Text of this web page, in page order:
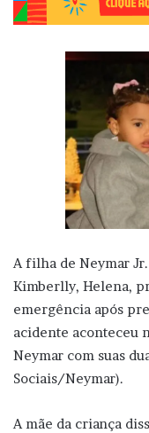
A filha de Neymar
Kimberlly, Helena,
emergência após
acidente aconteceu
Neymar com suas
Sociais/Neymar).
A mãe da criança